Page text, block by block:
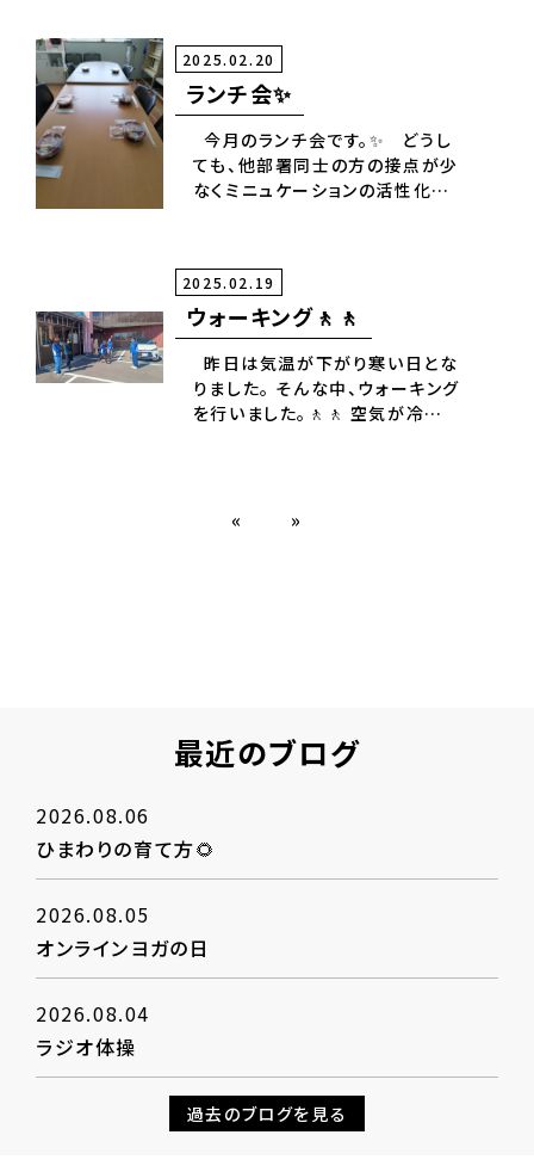
なり気持ちが良くなります。✨
2025.02.20
ランチ会✨
今月のランチ会です。✨ どうし
ても、他部署同士の方の接点が少
なくミニュケーションの活性化と
通して行った事になります。✨
2025.02.19
ウォーキング🚶🚶
昨日は気温が下がり寒い日とな
りました。 そんな中、ウォーキング
を行いました。🚶🚶 空気が冷たい
« »
最近のブログ
2026.08.06
ひまわりの育て方🌻
2026.08.05
オンラインヨガの日
2026.08.04
ラジオ体操
過去のブログを見る